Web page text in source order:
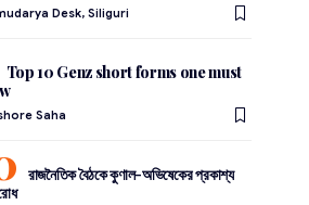
Desk, Siliguri
Top 10 Genz short forms one must
Saha
রাজনৈতিক বৈঠকে কুণাল-অভিষেকের প্রকাশ্য